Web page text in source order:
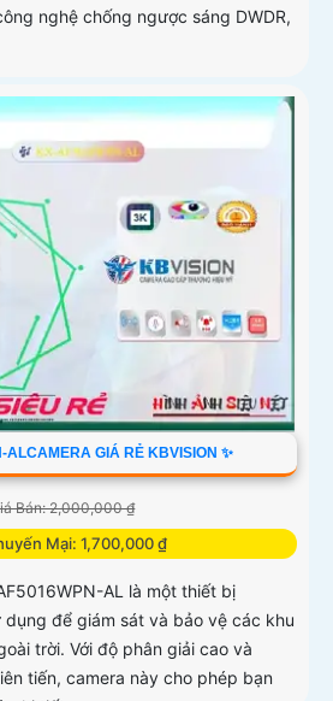
nghệ chống ngược sáng DWDR,
ALCAMERA GIÁ RẺ KBVISION ✨
Bán: 2,000,000 ₫
Mại: 1,700,000 ₫
AL là một thiết bị
để giám sát và bảo vệ các khu
trời. Với độ phân giải cao và
tiến, camera này cho phép bạn